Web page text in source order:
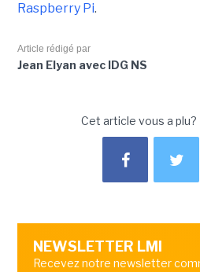
Raspberry Pi.
Article rédigé par
Jean Elyan avec IDG NS
Cet article vous a plu?
NEWSLETTER LMI
Recevez notre newsletter